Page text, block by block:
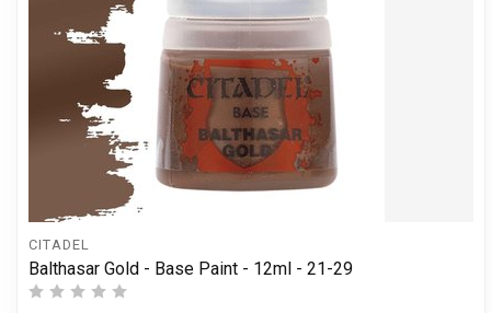
CITADEL
Balthasar Gold - Base Paint - 12ml - 21-29